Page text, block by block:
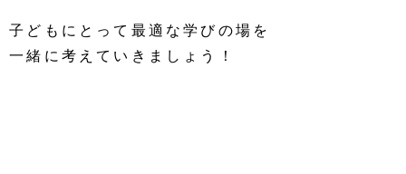
子どもにとって最適な学びの場を
一緒に考えていきましょう！